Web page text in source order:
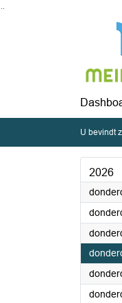
U bevindt
2026